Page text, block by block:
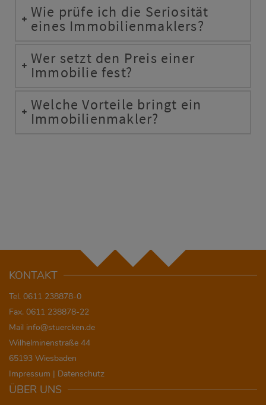
Wie prüfe ich die Seriosität
eines Immobilienmaklers?
Wer setzt den Preis einer
Immobilie fest?
Welche Vorteile bringt ein
Immobilienmakler?
KONTAKT
Tel. 0611 238878-0
Fax. 0611 238878-22
Mail info@stuercken.de
Wilhelminenstraße 44
65193 Wiesbaden
Impressum | Datenschutz
ÜBER UNS